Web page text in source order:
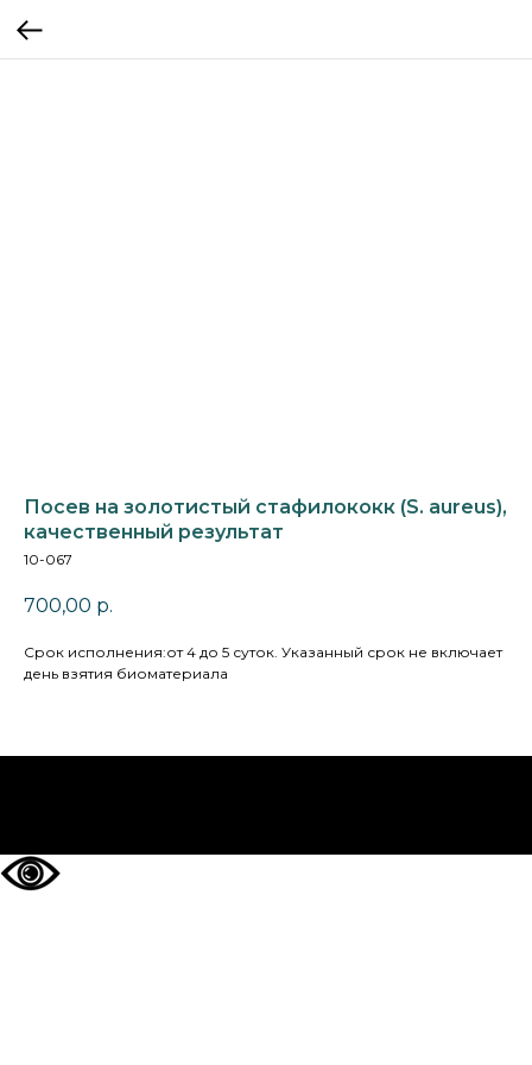
Посев на золотистый стафилококк (S. аureus),
качественный результат
10-067
700,00 р.
Cрок исполнения:от 4 до 5 суток. Указанный срок не включает
день взятия биоматериала